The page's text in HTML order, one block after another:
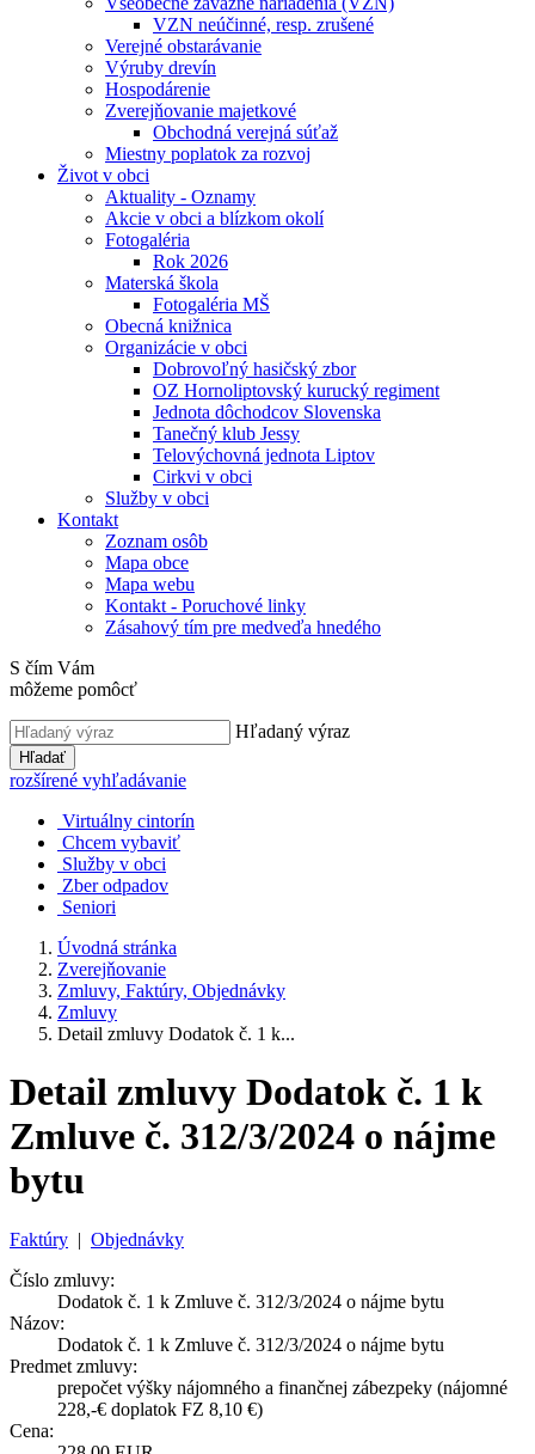
VZN neúčinné, resp. zrušené
Verejné obstarávanie
Výruby drevín
Hospodárenie
Zverejňovanie majetkové
Obchodná verejná súťaž
Miestny poplatok za rozvoj
Život v obci
Aktuality - Oznamy
Akcie v obci a blízkom okolí
Fotogaléria
Rok 2026
Materská škola
Fotogaléria MŠ
Obecná knižnica
Organizácie v obci
Dobrovoľný hasičský zbor
OZ Hornoliptovský kurucký regiment
Jednota dôchodcov Slovenska
Tanečný klub Jessy
Telovýchovná jednota Liptov
Cirkvi v obci
Služby v obci
Kontakt
Zoznam osôb
Mapa obce
Mapa webu
Kontakt - Poruchové linky
Zásahový tím pre medveďa hnedého
S čím Vám
môžeme pomôcť
Hľadaný výraz
Hľadať
rozšírené vyhľadávanie
Virtuálny cintorín
Chcem vybaviť
Služby v obci
Zber odpadov
Seniori
Úvodná stránka
Zverejňovanie
Zmluvy, Faktúry, Objednávky
Zmluvy
Detail zmluvy Dodatok č. 1 k...
Detail zmluvy Dodatok č. 1 k
Zmluve č. 312/3/2024 o nájme
bytu
Faktúry | Objednávky
Číslo zmluvy:
Dodatok č. 1 k Zmluve č. 312/3/2024 o nájme bytu
Názov:
Dodatok č. 1 k Zmluve č. 312/3/2024 o nájme bytu
Predmet zmluvy:
prepočet výšky nájomného a finančnej zábezpeky (nájomné
228,-€ doplatok FZ 8,10 €)
Cena: